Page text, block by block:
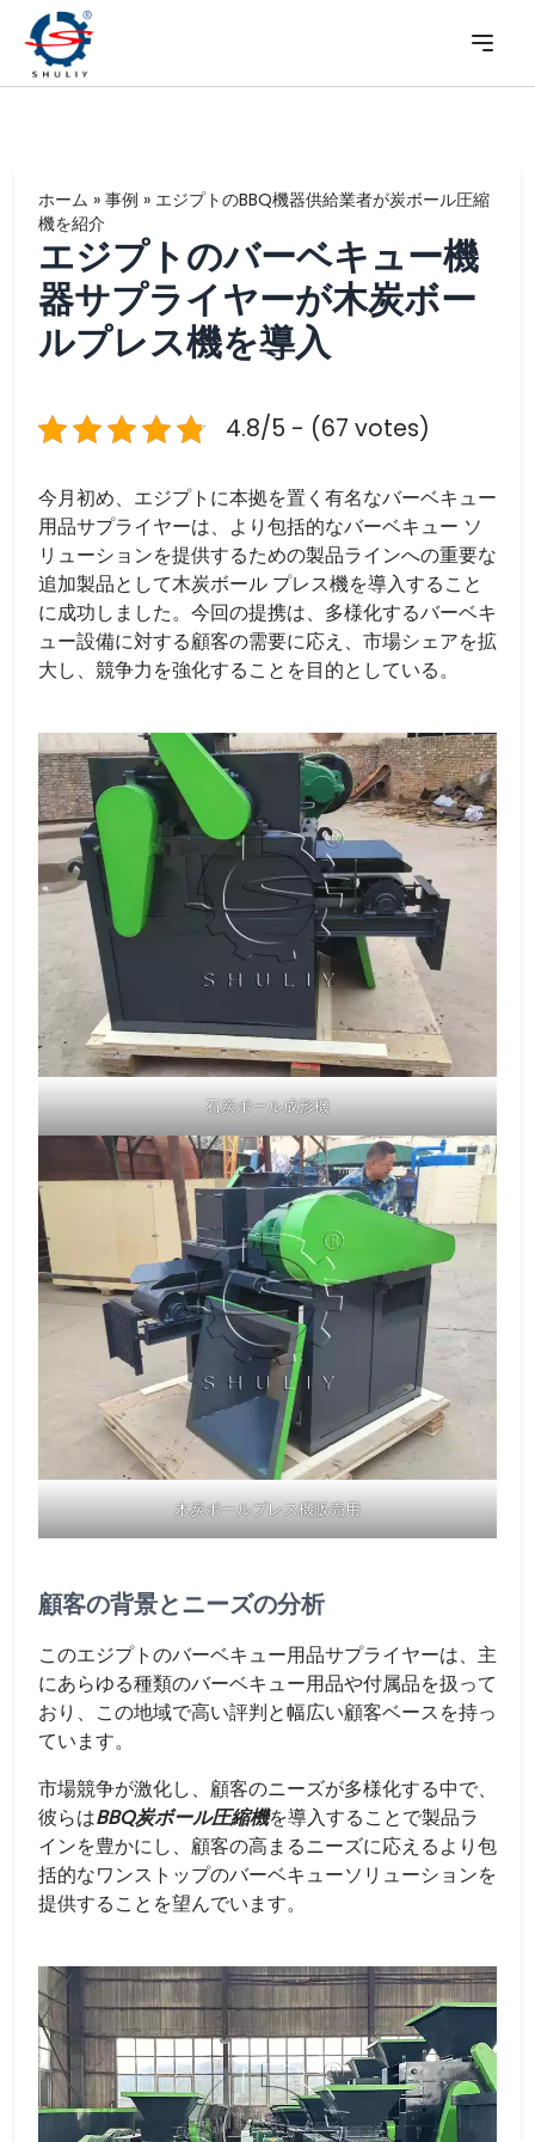
ホーム » 事例 » エジプトのBBQ機器供給業者が炭ボール圧縮
機を紹介
エジプトのバーベキュー機
器サプライヤーが木炭ボー
ルプレス機を導入
4.8/5 - (67 votes)
今月初め、エジプトに本拠を置く有名なバーベキュー
用品サプライヤーは、より包括的なバーベキュー ソ
リューションを提供するための製品ラインへの重要な
追加製品として木炭ボール プレス機を導入すること
に成功しました。今回の提携は、多様化するバーベキ
ュー設備に対する顧客の需要に応え、市場シェアを拡
大​​し、競争力を強化することを目的としている。
石炭ボール成形機
木炭ボールプレス機販売用
顧客の背景とニーズの分析
このエジプトのバーベキュー用品サプライヤーは、主
にあらゆる種類のバーベキュー用品や付属品を扱って
おり、この地域で高い評判と幅広い顧客ベースを持っ
ています。
市場競争が激化し、顧客のニーズが多様化する中で、
彼らはBBQ炭ボール圧縮機を導入することで製品ラ
インを豊かにし、顧客の高まるニーズに応えるより包
括的なワンストップのバーベキューソリューションを
提供することを望んでいます。